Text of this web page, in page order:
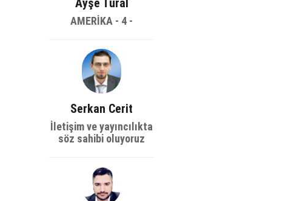
Ayşe Tural
AMERİKA - 4 -
Serkan Cerit
İletişim ve yayıncılıkta
söz sahibi oluyoruz